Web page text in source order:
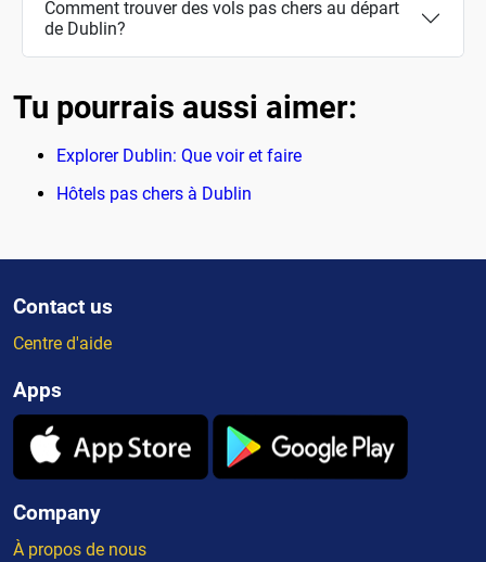
Comment trouver des vols pas chers au départ
de Dublin?
Tu pourrais aussi aimer:
Explorer Dublin: Que voir et faire
Hôtels pas chers à Dublin
Contact us
Centre d'aide
Apps
Company
À propos de nous